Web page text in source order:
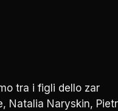
tra i figli dello zar
Natalia Naryskin,